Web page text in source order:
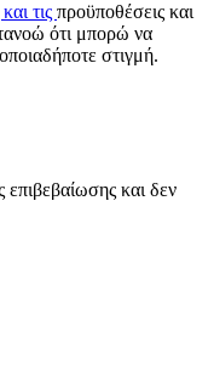
τις προϋποθέσεις και
ότι μπορώ να
στιγμή.
επιβεβαίωσης και δεν